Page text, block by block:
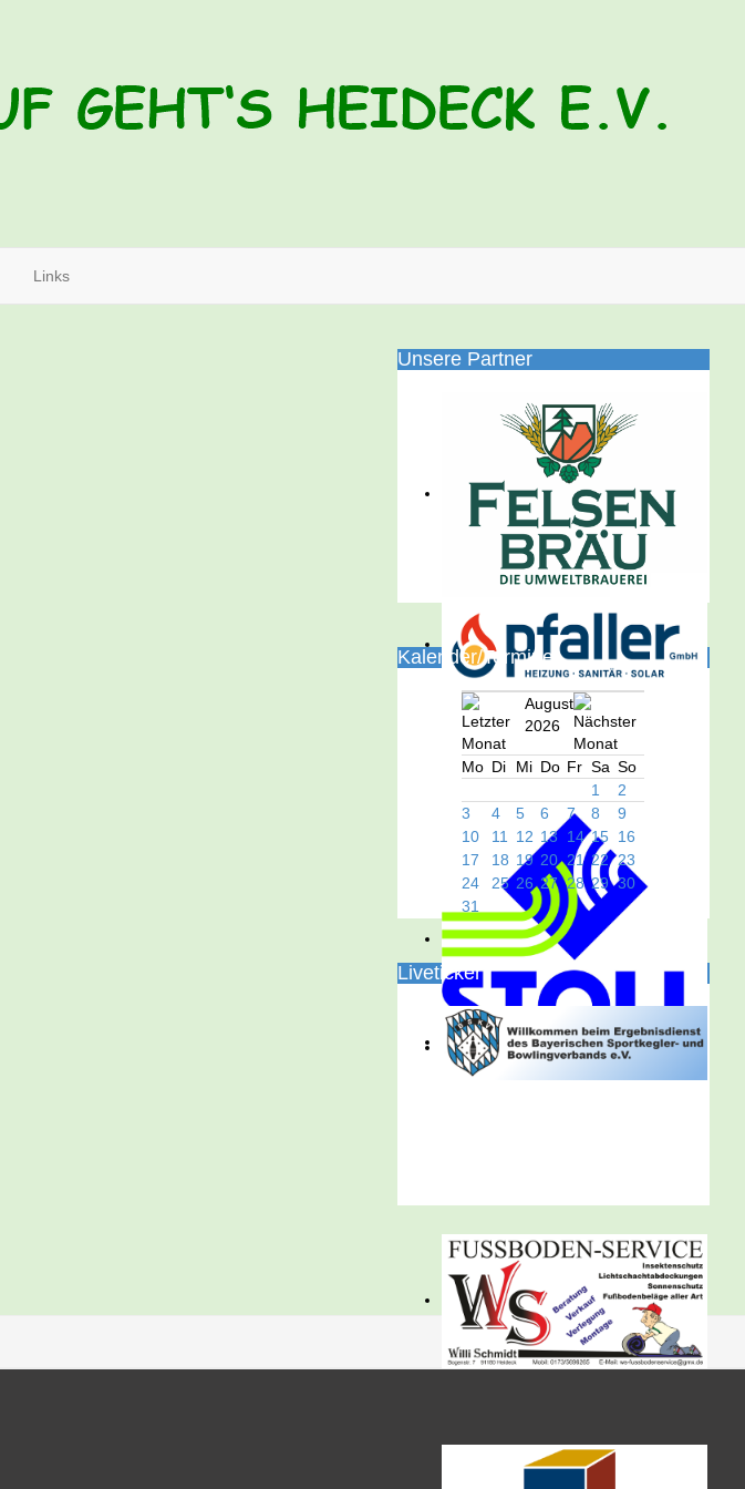
Links
Unsere Partner
Kalender/Termine
August
2026
Mo Di Mi Do Fr Sa So
1
2
3
4 5 6 7 8
9
10
11 12 13 14 15 16
17
18 19 20 21 22
23
24
25 26 27 28 29 30
31
Liveticker